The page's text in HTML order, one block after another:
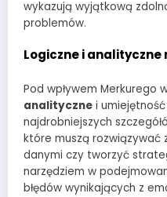
wykazują wyjątkową
problemów.
Logiczne i analityczne
Pod wpływem Merkurego
analityczne i
najdrobniejszych
które muszą rozwiązywać
danymi czy tworzyć
narzędziem w
błędów wynikających z